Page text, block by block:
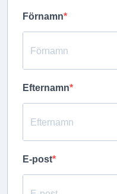
Förnamn
Efternamn
E-post